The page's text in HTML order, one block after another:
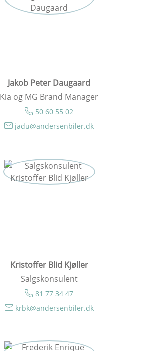
Jakob Peter Daugaard
Kia og MG Brand Manager
50 60 55 02
jadu@andersenbiler.dk
Kristoffer Blid Kjøller
Salgskonsulent
81 77 34 47
krbk@andersenbiler.dk